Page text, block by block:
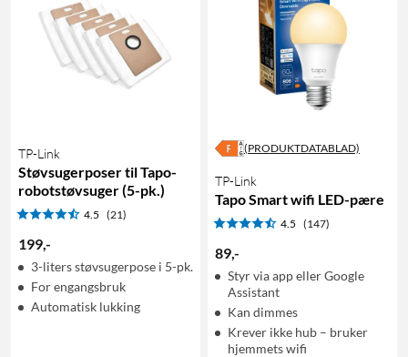
TP-Link
Støvsugerposer til Tapo-
robotstøvsuger (5-pk.)
4.5 (21)
199,-
3-liters støvsugerpose i 5-pk.
For engangsbruk
Automatisk lukking
(PRODUKTDATABLAD)
TP-Link
Tapo Smart wifi LED-pære
4.5 (147)
89,-
Styr via app eller Google
Assistant
Kan dimmes
Krever ikke hub – bruker
hjemmets wifi